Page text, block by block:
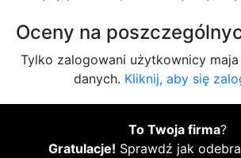
Oceny na
Tylko zalogowani użytkownicy
danych. Kliknij, aby się
To Twoja firma?
Gratulacje! Sprawdź jak